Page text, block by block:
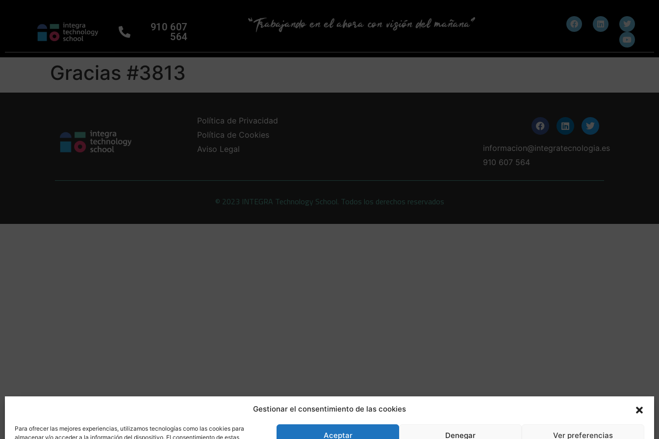
Gestionar el consentimiento de las cookies
Para ofrecer las mejores experiencias, utilizamos tecnologías como las cookies para
almacenar y/o acceder a la información del dispositivo. El consentimiento de estas
Aceptar Denegar Ver preferencias
910 607
564
Gracias #3813
Política de Privacidad
Política de Cookies
Aviso Legal
informacion@integratecnologia.es
910 607 564
© 2023 INTEGRA Technology School. Todos los derechos reservados